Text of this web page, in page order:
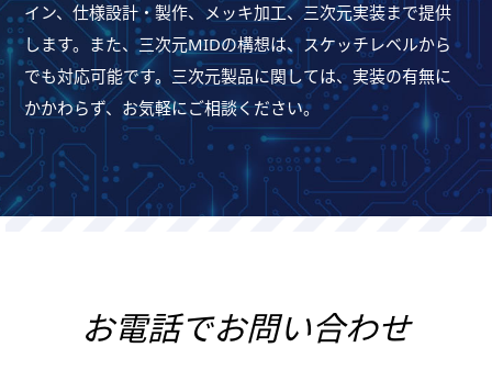
イン、仕様設計・製作、メッキ加工、三次元実装まで提供
します。また、三次元MIDの構想は、スケッチレベルから
でも対応可能です。三次元製品に関しては、実装の有無に
かかわらず、お気軽にご相談ください。
お電話でお問い合わせ